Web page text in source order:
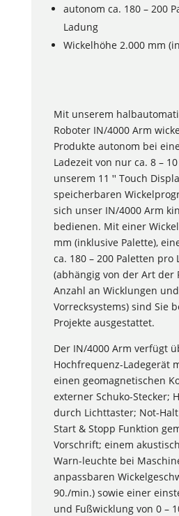
autonom ca. 180 – 200
Ladung
Wickelhöhe 2.000 mm
Mit unserem
Roboter IN/4000 Arm
Produkte autonom bei
Ladezeit von nur ca. 8 –
unserem 11 ꞌꞌ Touch
speicherbaren
sich unser IN/4000 Arm
bedienen. Mit einer
mm (inklusive Palette),
ca. 180 – 200 Paletten pro
(abhängig von der Art der
Anzahl an Wicklungen
Vorrecksystems) sind Sie
Projekte ausgestattet.
Der IN/4000 Arm verfügt
Hochfrequenz-Ladegerät
einen geomagnetischen
externer Schuko-Stecker;
durch Lichttaster; Not-
Start & Stopp Funktion
Vorschrift; einem
Warn-leuchte bei
anpassbaren
90./min.) sowie einer
und Fußwicklung von 0 –